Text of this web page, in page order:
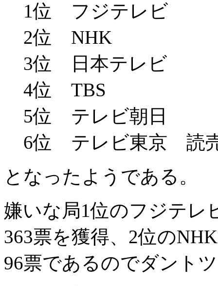
1位 フジテレビ
2位 NHK
3位 日本テレビ
4位 TBS
5位 テレビ朝日
6位 テレビ東京 読
となったようである。
嫌いな局1位のフジテレ
363票を獲得、2位の
96票であるのでダント